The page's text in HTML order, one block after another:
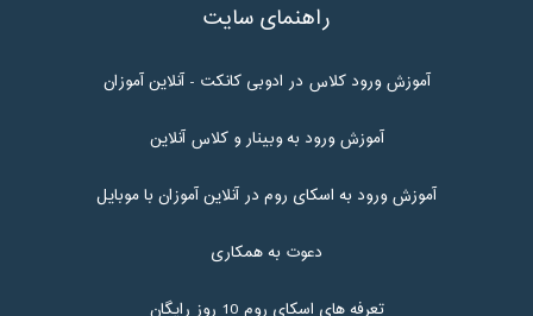
راهنمای سایت
آموزش ورود کلاس در ادوبی کانکت - آنلاین آموزان
آموزش ورود به وبینار و کلاس آنلاین
آموزش ورود به اسکای روم در آنلاین آموزان با موبایل
دعوت به همکاری
تعرفه های اسکای روم 10 روز رایگان